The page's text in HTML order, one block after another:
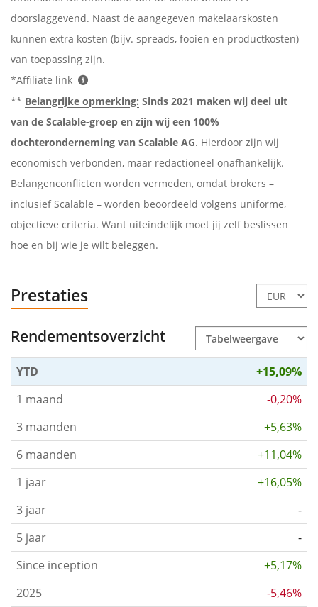
doorslaggevend. Naast de aangegeven makelaarskosten
kunnen extra kosten (bijv. spreads, fooien en productkosten)
van toepassing zijn.
*Affiliate link
** Belangrijke opmerking: Sinds 2021 maken wij deel uit
van de Scalable-groep en zijn wij een 100%
dochteronderneming van Scalable AG. Hierdoor zijn wij
economisch verbonden, maar redactioneel onafhankelijk.
Belangenconflicten worden vermeden, omdat brokers –
inclusief Scalable – worden beoordeeld volgens uniforme,
objectieve criteria. Want uiteindelijk moet jij zelf beslissen
hoe en bij wie je wilt beleggen.
Prestaties
Rendementsoverzicht
YTD
+15,09%
1 maand
-0,20%
3 maanden
+5,63%
6 maanden
+11,04%
1 jaar
+16,05%
3 jaar
-
5 jaar
-
Since inception
+5,17%
2025
-5,46%